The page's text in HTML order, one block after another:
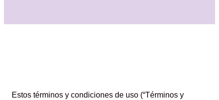
Estos términos y condiciones de uso (“Términos y